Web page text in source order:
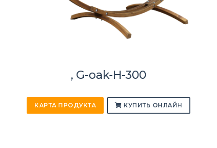
, G-oak-H-300
КАРТА ПРОДУКТА КУПИТЬ ОНЛАЙН